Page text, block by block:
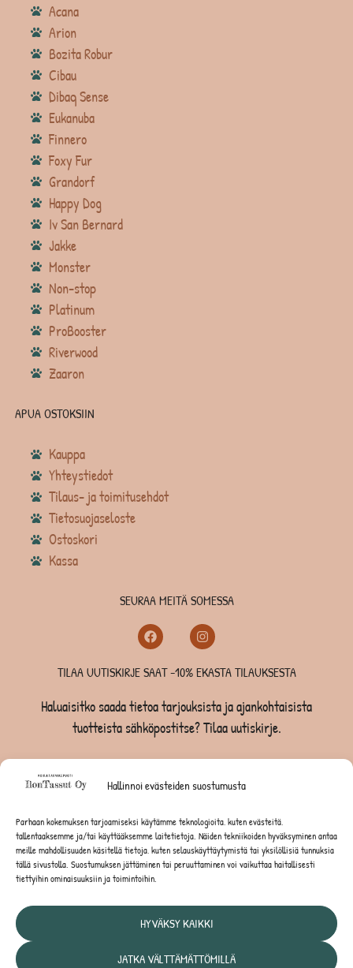
Hallinnoi evästeiden suostumusta
Parhaan kokemuksen tarjoamiseksi käytämme teknologioita, kuten evästeitä,
tallentaaksemme ja/tai käyttääksemme laitetietoja. Näiden tekniikoiden hyväksyminen antaa
meille mahdollisuuden käsitellä tietoja, kuten selauskäyttäytymistä tai yksilöllisiä tunnuksia
tällä sivustolla. Suostumuksen jättäminen tai peruuttaminen voi vaikuttaa haitallisesti
tiettyihin ominaisuuksiin ja toimintoihin.
HYVÄKSY KAIKKI
JATKA VÄLTTÄMÄTTÖMILLÄ
Acana
Arion
Bozita Robur
Cibau
Dibaq Sense
Eukanuba
Finnero
Foxy Fur
Grandorf
Happy Dog
Iv San Bernard
Jakke
Monster
Non-stop
Platinum
ProBooster
Riverwood
Zaaron
APUA OSTOKSIIN
Kauppa
Yhteystiedot
Tilaus- ja toimitusehdot
Tietosuojaseloste
Ostoskori
Kassa
SEURAA MEITÄ SOMESSA
TILAA UUTISKIRJE SAAT -10% EKASTA TILAUKSESTA
Haluaisitko saada tietoa tarjouksista ja ajankohtaisista
tuotteista sähköpostitse? Tilaa uutiskirje.
TILAA UUTISKIRJE -SAAT -10% EKASTA TILAUKSESTA
KISSOILLE
JYRSIJÖILLE